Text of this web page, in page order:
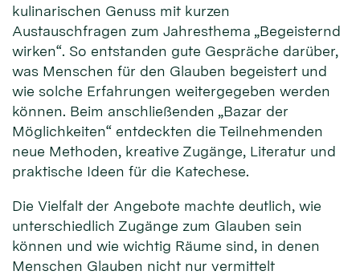
kulinarischen Genuss mit kurzen
Austauschfragen zum Jahresthema „Begeisternd
wirken“. So entstanden gute Gespräche darüber,
was Menschen für den Glauben begeistert und
wie solche Erfahrungen weitergegeben werden
können. Beim anschließenden „Bazar der
Möglichkeiten“ entdeckten die Teilnehmenden
neue Methoden, kreative Zugänge, Literatur und
praktische Ideen für die Katechese.
Die Vielfalt der Angebote machte deutlich, wie
unterschiedlich Zugänge zum Glauben sein
können und wie wichtig Räume sind, in denen
Menschen Glauben nicht nur vermittelt